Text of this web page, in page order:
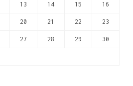
13 14 15 16
20 21 22 23
27 28 29 30